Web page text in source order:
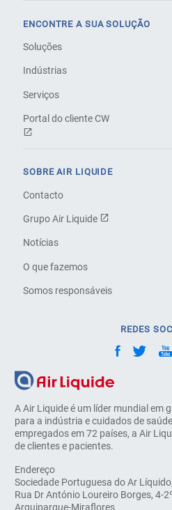
A Air Liquide é um líder mundial em
para a indústria e cuidados de
empregados em 72 países, a Air
de clientes e pacientes.
Endereço
Sociedade Portuguesa do Ar
Rua Dr António Loureiro Borges, 4-
Arquiparque-Miraflores
ENCONTRE A SUA SOLUÇÃO
Soluções
Indústrias
Serviços
Portal do cliente CW
SOBRE AIR LIQUIDE
Contacto
Grupo Air Liquide
Notícias
O que fazemos
Somos responsáveis
REDES